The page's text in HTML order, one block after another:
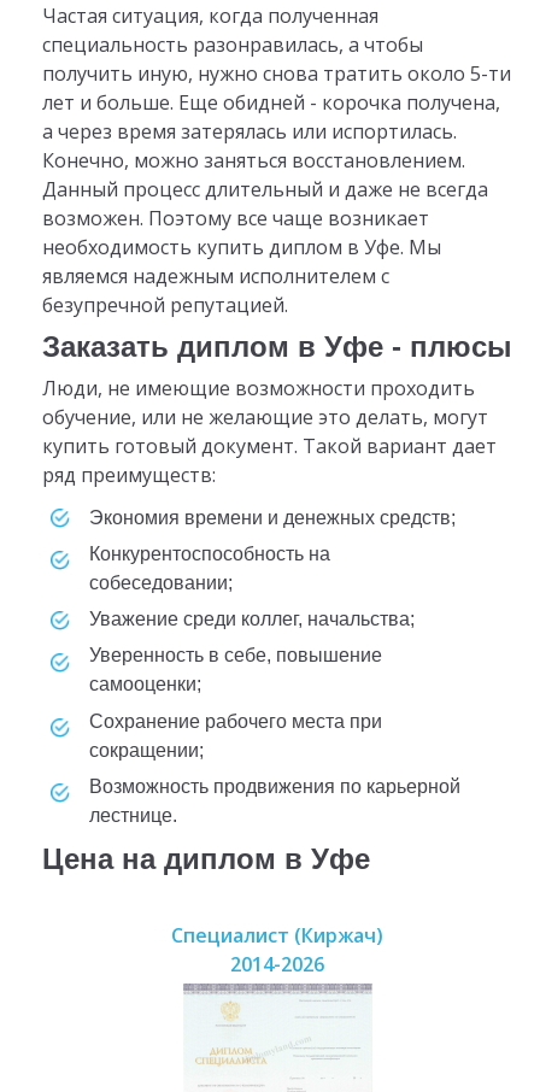
Частая ситуация, когда полученная
специальность разонравилась, а чтобы
получить иную, нужно снова тратить около 5-ти
лет и больше. Еще обидней - корочка получена,
а через время затерялась или испортилась.
Конечно, можно заняться восстановлением.
Данный процесс длительный и даже не всегда
возможен. Поэтому все чаще возникает
необходимость купить диплом в Уфе. Мы
являемся надежным исполнителем с
безупречной репутацией.
Заказать диплом в Уфе - плюсы
Люди, не имеющие возможности проходить
обучение, или не желающие это делать, могут
купить готовый документ. Такой вариант дает
ряд преимуществ:
экономия времени и денежных средств;
конкурентоспособность на
собеседовании;
уважение среди коллег, начальства;
уверенность в себе, повышение
самооценки;
сохранение рабочего места при
сокращении;
возможность продвижения по карьерной
лестнице.
Цена на диплом в Уфе
Специалист (Киржач)
2014-2026